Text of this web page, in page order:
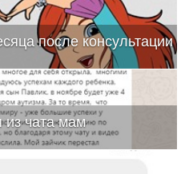
после консультации
из чата мам